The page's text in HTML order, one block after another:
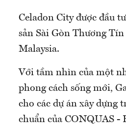
Celadon City được đầu
sản Sài Gòn Thương
Malaysia.
Với tầm nhìn của một
phong cách sống mới,
cho các dự án xây dựng
chuẩn của CONQUAS -